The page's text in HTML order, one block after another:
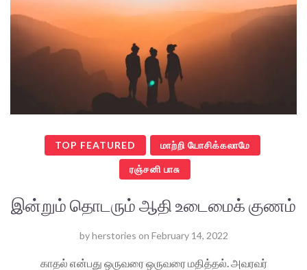
TOP FEATURED மாற்றி யோசிக்கலாமே
ரஞ்சனி பாசு
இன்றும் தொடரும் ஆதி உடைமைக் குணம்
byherstories on February 14, 2022
காதல் என்பது ஒருவரை ஒருவரை மதித்தல். அவரவர்